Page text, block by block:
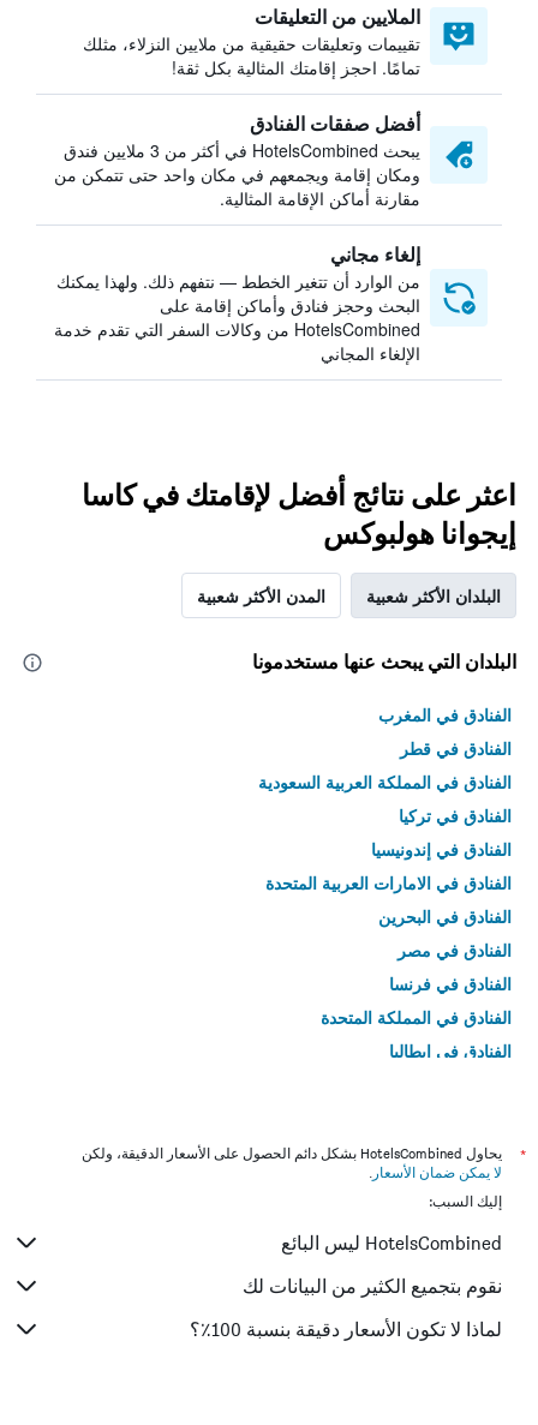
الملايين من التعليقات
تقييمات وتعليقات حقيقية من ملايين النزلاء، مثلك
تمامًا. احجز إقامتك المثالية بكل ثقة!
أفضل صفقات الفنادق
يبحث HotelsCombined في أكثر من 3 ملايين فندق
ومكان إقامة ويجمعهم في مكان واحد حتى تتمكن من
مقارنة أماكن الإقامة المثالية.
إلغاء مجاني
من الوارد أن تتغير الخطط — نتفهم ذلك. ولهذا يمكنك
البحث وحجز فنادق وأماكن إقامة على
HotelsCombined من وكالات السفر التي تقدم خدمة
الإلغاء المجاني
اعثر على نتائج أفضل لإقامتك في كاسا
إيجوانا هولبوكس
البلدان الأكثر شعبية المدن الأكثر شعبية
البلدان التي يبحث عنها مستخدمونا
الفنادق في المغرب
الفنادق في قطر
الفنادق في المملكة العربية السعودية
الفنادق في تركيا
الفنادق في إندونيسيا
الفنادق في الامارات العربية المتحدة
الفنادق في البحرين
الفنادق في مصر
الفنادق في فرنسا
الفنادق في المملكة المتحدة
الفنادق في إيطاليا
*
يحاول HotelsCombined بشكل دائم الحصول على الأسعار الدقيقة، ولكن
لا يمكن ضمان الأسعار .
إليك السبب:
HotelsCombined ليس البائع
نقوم بتجميع الكثير من البيانات لك
لماذا لا تكون الأسعار دقيقة بنسبة 100٪؟